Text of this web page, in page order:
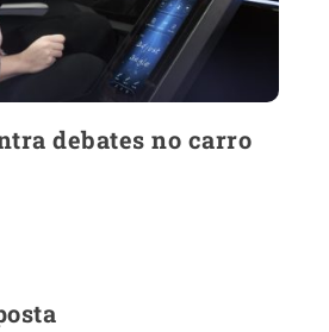
debates no carro